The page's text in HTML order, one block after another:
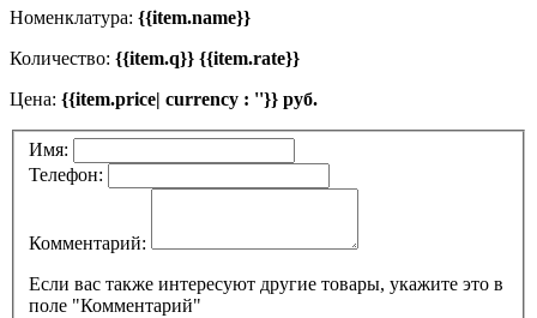
Номенклатура: {{item.name}}
Количество: {{item.q}} {{item.rate}}
Цена: {{item.price| currency : ''}} руб.
Имя:
Телефон:
Комментарий:
Если вас также интересуют другие товары, укажите это в
поле "Комментарий"